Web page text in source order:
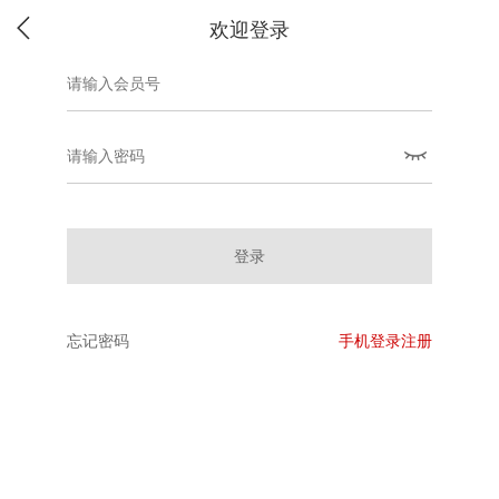
欢迎登录
登录
忘记密码 手机登录注册